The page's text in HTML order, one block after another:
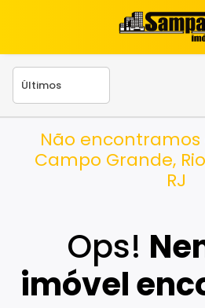
Não
Campo Grande,
RJ
Ops!
imóvel